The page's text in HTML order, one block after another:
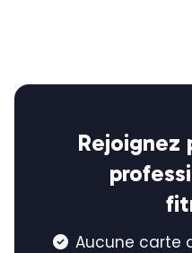
Rejoignez
 Aucune carte